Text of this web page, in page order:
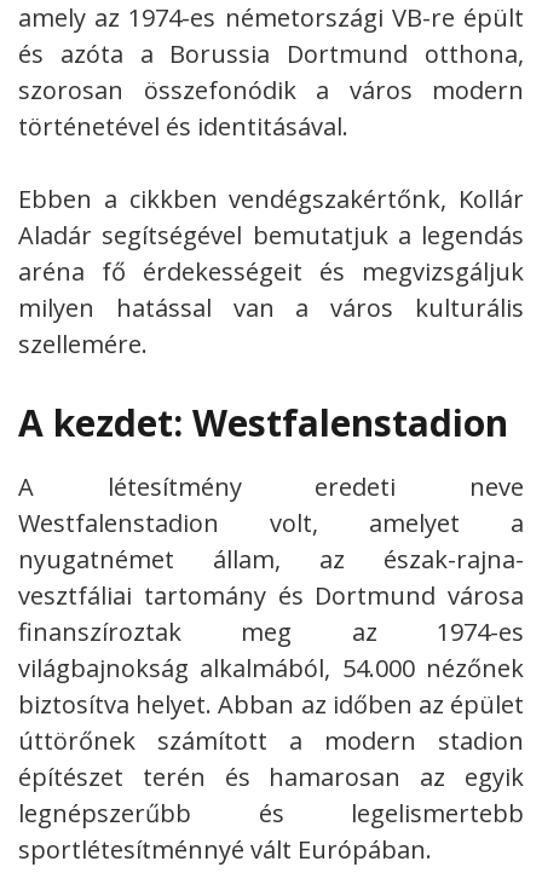
amely az 1974-es németországi VB-re épült
és azóta a Borussia Dortmund otthona,
szorosan összefonódik a város modern
történetével és identitásával.
Ebben a cikkben vendégszakértőnk, Kollár
Aladár segítségével bemutatjuk a legendás
aréna fő érdekességeit és megvizsgáljuk
milyen hatással van a város kulturális
szellemére.
A kezdet: Westfalenstadion
A létesítmény eredeti neve
Westfalenstadion volt, amelyet a
nyugatnémet állam, az észak-rajna-
vesztfáliai tartomány és Dortmund városa
finanszíroztak meg az 1974-es
világbajnokság alkalmából, 54.000 nézőnek
biztosítva helyet. Abban az időben az épület
úttörőnek számított a modern stadion
építészet terén és hamarosan az egyik
legnépszerűbb és legelismertebb
sportlétesítménnyé vált Európában.